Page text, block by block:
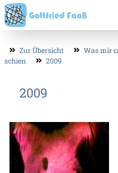
Zur Übersicht
Was mir
schien
2009
2009